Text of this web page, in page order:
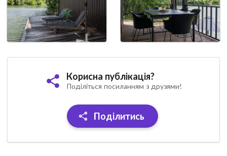
Корисна публікація?
Поділіться посиланням з друзями!
Поділитись